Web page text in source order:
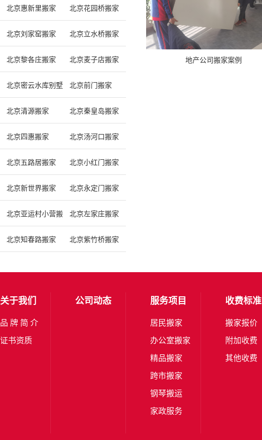
北京惠新里搬家 北京花园桥搬家
北京刘家窑搬家 北京立水桥搬家
北京黎各庄搬家 北京麦子店搬家
北京密云水库别墅区搬家北京前门搬家
北京清源搬家 北京秦皇岛搬家
北京四惠搬家 北京汤河口搬家
北京五路居搬家 北京小红门搬家
北京新世界搬家 北京永定门搬家
北京亚运村小营搬家北京左家庄搬家
北京知春路搬家 北京紫竹桥搬家
地产公司搬家案例
关于我们
品 牌 简 介
证书资质
公司动态 服务项目
居民搬家
办公室搬家
精品搬家
跨市搬家
钢琴搬运
家政服务
收费标准
搬家报价
附加收费
其他收费